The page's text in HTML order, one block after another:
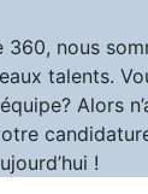
360, nous
talents.
Alors
!